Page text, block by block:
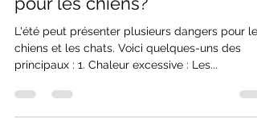
Quels sont les dangers de
pour les chiens?
L'été peut présenter plusieurs dangers pour les
principaux : 1. Chaleur excessive : Les...